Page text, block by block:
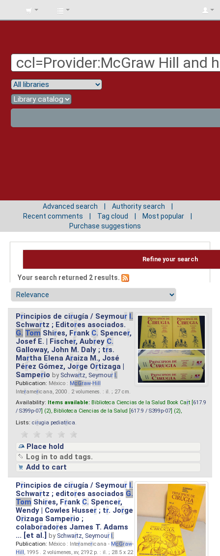
BIBLIOTECA
Advanced search
Authority search
Recent comments
Tag cloud
Most popular
Purchase suggestions
Refine your search
Your search returned 2 results.
Principios de cirugía / Seymour I.
Schwartz ; Editores asociados.
G. Tom Shires, Frank C. Spencer,
Josef E. | Fischer, Aubrey C.
Galloway, John M. Daly ; trs.
Martha Elena Araiza M., José
Pérez Gómez, Jorge Ortizaga |
Samperio by Schwartz, Seymour I.
Publication: México : McGraw-Hill
Interamericana, 2000 . 2 volumenes. : il. ; 27 cm.
Availability: Items available: Biblioteca Ciencias de la Salud Book Cart [ 617.9
/ S399p-07 ] (2), Biblioteca Ciencias de la Salud [ 617.9 / S399p-07 ] (2),
Lists: cirugia pediatrica
Place hold
Log in to add tags.
Add to cart
Principios de cirugía / Seymour I.
Schwartz ; editores asociados G.
Tom Shires, Frank C. Spencer,
Wendy | Cowles Husser ; tr. Jorge
Orizaga Samperio ;
colaboradores James T. Adams
... [et al.]by Schwartz, Seymour I.
Publication: México : Interamericana - McGraw-
Hill, 1995 . 2 volúmenes, xv, 2192 p. : il. ; 28.5 x 22